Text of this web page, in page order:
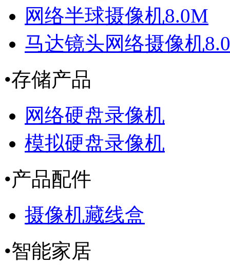
网络半球摄像机8.0M
马达镜头网络摄像机
•存储产品
网络硬盘录像机
模拟硬盘录像机
•产品配件
摄像机藏线盒
•智能家居